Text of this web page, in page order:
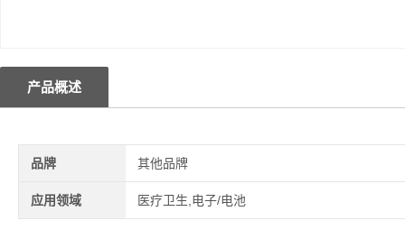
产品概述
品牌 其他品牌
应用领域 医疗卫生,电子/电池